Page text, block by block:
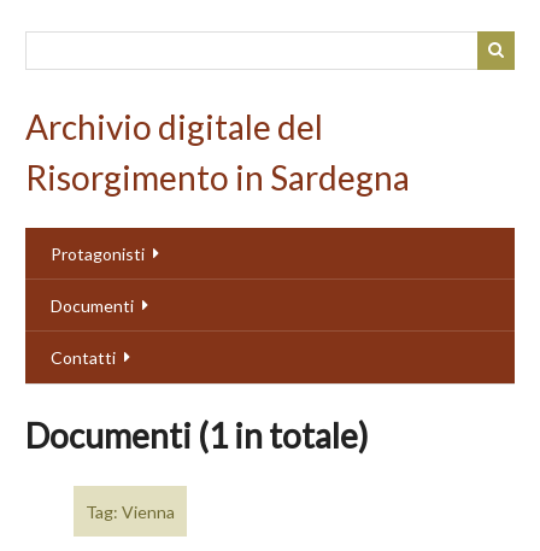
Archivio digitale del
Risorgimento in Sardegna
Protagonisti
Documenti
Contatti
Documenti (1 in totale)
Tag: Vienna